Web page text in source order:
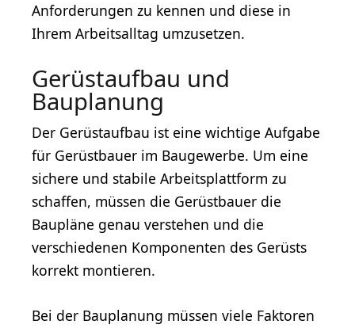
Anforderungen zu kennen und diese in
Ihrem Arbeitsalltag umzusetzen.
Gerüstaufbau und
Bauplanung
Der Gerüstaufbau ist eine wichtige Aufgabe
für Gerüstbauer im Baugewerbe. Um eine
sichere und stabile Arbeitsplattform zu
schaffen, müssen die Gerüstbauer die
Baupläne genau verstehen und die
verschiedenen Komponenten des Gerüsts
korrekt montieren.
Bei der Bauplanung müssen viele Faktoren